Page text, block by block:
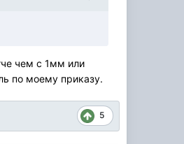
чем с 1мм или
по моему приказу.
5